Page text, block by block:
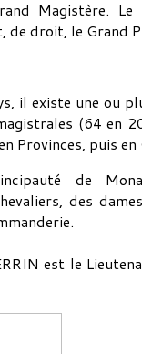
Magistère. Le
de droit, le Grand
il existe une ou
(64 en
Provinces, puis
de
des
est le